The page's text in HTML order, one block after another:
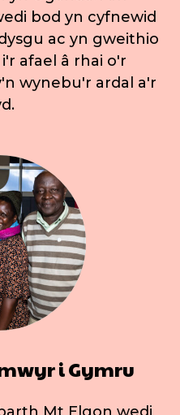
bod yn cyfnewid
ac yn gweithio
afael â rhai o'r
wynebu'r ardal a'r
i Gymru